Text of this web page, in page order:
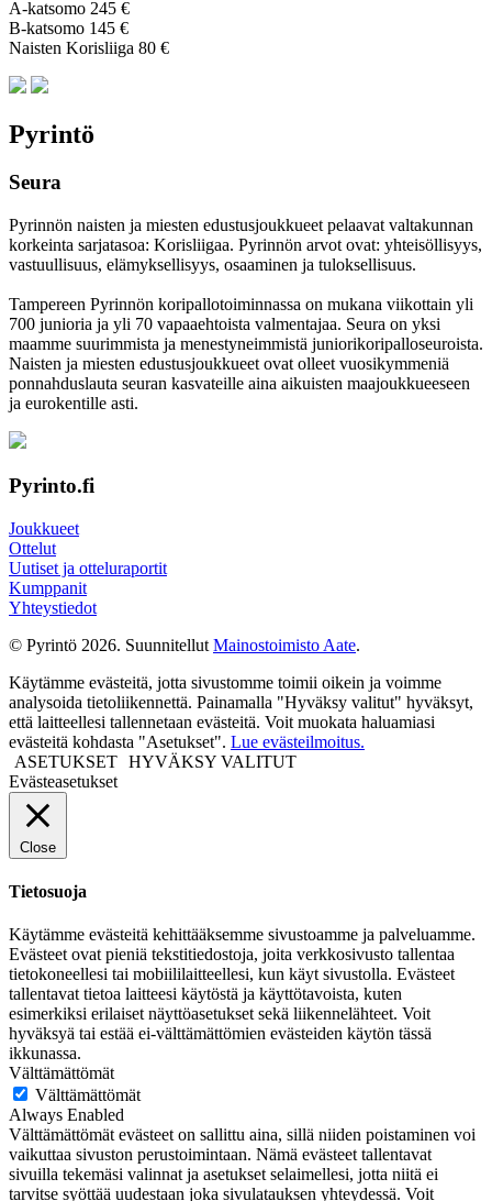
A-katsomo 245 €
B-katsomo 145 €
Naisten Korisliiga 80 €
Pyrintö
Seura
Pyrinnön naisten ja miesten edustusjoukkueet pelaavat valtakunnan
korkeinta sarjatasoa: Korisliigaa. Pyrinnön arvot ovat: yhteisöl­lisyys,
vastuul­lisuus, elämyk­sellisyys, osaaminen ja tulok­sellisuus.
Tampereen Pyrinnön kori­pallo­toimin­nassa on mukana viikottain yli
700 junioria ja yli 70 vapaa­ehtoista valmen­tajaa. Seura on yksi
maamme suurim­mista ja menes­tyneim­mistä juni­ori­kori­pallo­seuroista.
Naisten ja miesten edustus­joukkueet ovat olleet vuosi­kymmeniä
ponnahdus­lauta seuran kasvateille aina aikuisten maa­joukkueeseen
ja euro­kentille asti.
Pyrinto.fi
Joukkueet
Ottelut
Uutiset ja otteluraportit
Kumppanit
Yhteystiedot
© Pyrintö 2026. Suunnitellut Mainostoimisto Aate.
Käytämme evästeitä, jotta sivustomme toimii oikein ja voimme
analysoida tietoliikennettä. Painamalla "Hyväksy valitut" hyväksyt,
että laitteellesi tallennetaan evästeitä. Voit muokata haluamiasi
evästeitä kohdasta "Asetukset". Lue evästeilmoitus.
ASETUKSET HYVÄKSY VALITUT
Evästeasetukset
Close
Tietosuoja
Käytämme evästeitä kehittääksemme sivustoamme ja palveluamme.
Evästeet ovat pieniä tekstitiedostoja, joita verkkosivusto tallentaa
tietokoneellesi tai mobiililaitteellesi, kun käyt sivustolla. Evästeet
tallentavat tietoa laitteesi käytöstä ja käyttötavoista, kuten
esimerkiksi erilaiset näyttöasetukset sekä liikennelähteet. Voit
hyväksyä tai estää ei-välttämättömien evästeiden käytön tässä
ikkunassa.
Välttämättömät
Välttämättömät
Always Enabled
Välttämättömät evästeet on sallittu aina, sillä niiden poistaminen voi
vaikuttaa sivuston perustoimintaan. Nämä evästeet tallentavat
sivuilla tekemäsi valinnat ja asetukset selaimellesi, jotta niitä ei
tarvitse syöttää uudestaan joka sivulatauksen yhteydessä. Voit